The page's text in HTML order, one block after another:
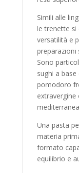
Simili alle
le trenette si
versatilità e
preparazioni
Sono
sughi a
pomodoro
extravergine
Una pasta
materia
formato
equilibrio e